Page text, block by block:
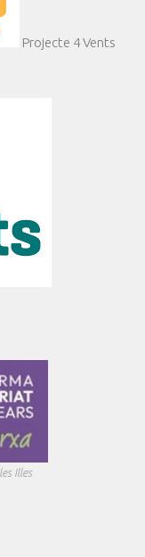
Projecte 4 Vents
Illes